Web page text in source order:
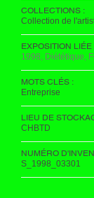
COLLECTIONS :
Collection de
EXPOSITION LIÉE
1998, Diététique,
MOTS CLÉS :
Entreprise
LIEU DE
CHBTD
NUMÉRO
S_1998_03301